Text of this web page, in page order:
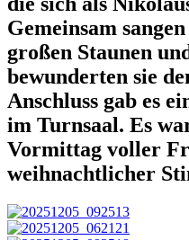
Gemeinsam
großen Staunen
bewunderten sie
Anschluss gab es
im Turnsaal. Es
Vormittag voller
weihnachtlicher